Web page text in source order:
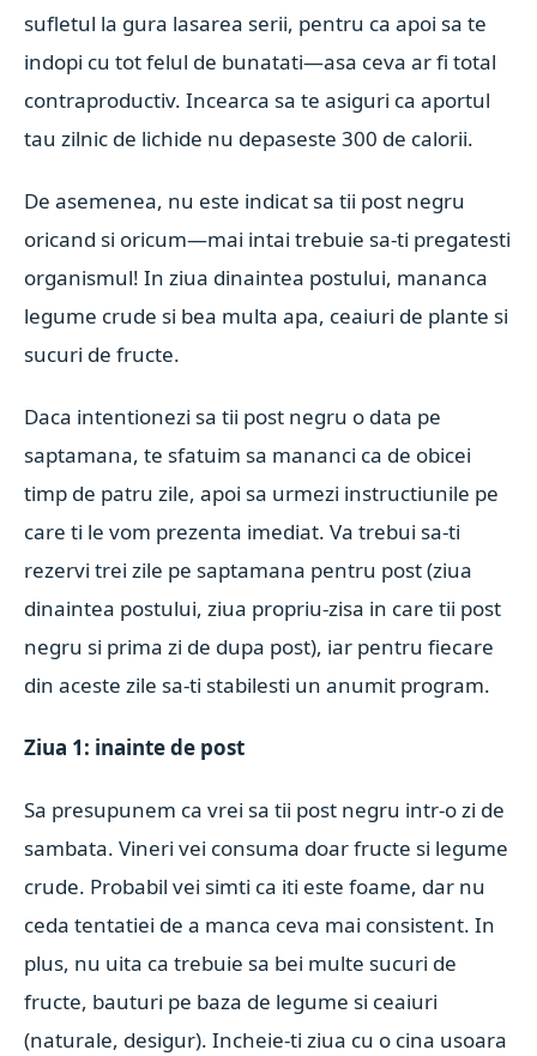
sufletul la gura lasarea serii, pentru ca apoi sa te
indopi cu tot felul de bunatati—asa ceva ar fi total
contraproductiv. Incearca sa te asiguri ca aportul
tau zilnic de lichide nu depaseste 300 de calorii.
De asemenea, nu este indicat sa tii post negru
oricand si oricum—mai intai trebuie sa-ti pregatesti
organismul! In ziua dinaintea postului, mananca
legume crude si bea multa apa, ceaiuri de plante si
sucuri de fructe.
Daca intentionezi sa tii post negru o data pe
saptamana, te sfatuim sa mananci ca de obicei
timp de patru zile, apoi sa urmezi instructiunile pe
care ti le vom prezenta imediat. Va trebui sa-ti
rezervi trei zile pe saptamana pentru post (ziua
dinaintea postului, ziua propriu-zisa in care tii post
negru si prima zi de dupa post), iar pentru fiecare
din aceste zile sa-ti stabilesti un anumit program.
Ziua 1: inainte de post
Sa presupunem ca vrei sa tii post negru intr-o zi de
sambata. Vineri vei consuma doar fructe si legume
crude. Probabil vei simti ca iti este foame, dar nu
ceda tentatiei de a manca ceva mai consistent. In
plus, nu uita ca trebuie sa bei multe sucuri de
fructe, bauturi pe baza de legume si ceaiuri
(naturale, desigur). Incheie-ti ziua cu o cina usoara